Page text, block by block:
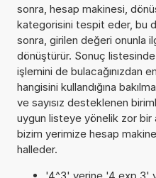
sonra, hesap makinesi,
kategorisini tespit eder, bu
sonra, girilen değeri onunla
dönüştürür. Sonuç listesinde
işlemini de bulacağınızdan
hangisini kullandığına
ve sayısız desteklenen
uygun listeye yönelik zor bir
bizim yerimize hesap
halleder.
'4^3' yerine '4 exp 3'